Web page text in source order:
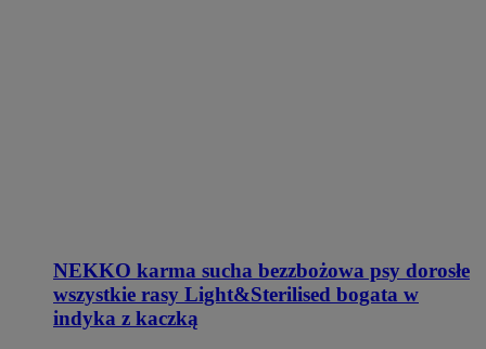
NEKKO karma sucha bezzbożowa psy dorosłe
wszystkie rasy Light&Sterilised bogata w
indyka z kaczką